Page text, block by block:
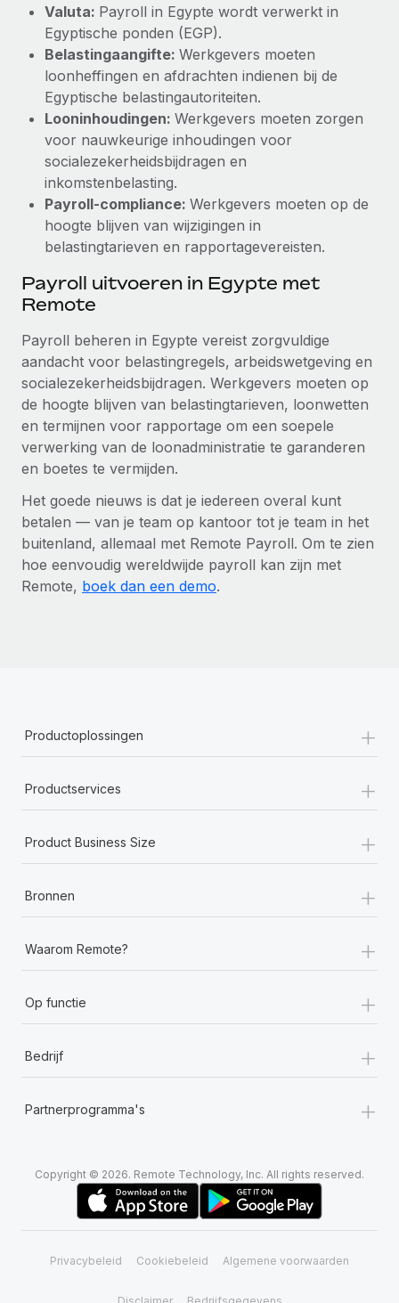
Valuta: Payroll in Egypte wordt verwerkt in
Egyptische ponden (EGP).
Belastingaangifte: Werkgevers moeten
loonheffingen en afdrachten indienen bij de
Egyptische belastingautoriteiten.
Looninhoudingen: Werkgevers moeten zorgen
voor nauwkeurige inhoudingen voor
socialezekerheidsbijdragen en
inkomstenbelasting.
Payroll-compliance: Werkgevers moeten op de
hoogte blijven van wijzigingen in
belastingtarieven en rapportagevereisten.
Payroll uitvoeren in Egypte met
Remote
Payroll beheren in Egypte vereist zorgvuldige
aandacht voor belastingregels, arbeidswetgeving en
socialezekerheidsbijdragen. Werkgevers moeten op
de hoogte blijven van belastingtarieven, loonwetten
en termijnen voor rapportage om een soepele
verwerking van de loonadministratie te garanderen
en boetes te vermijden.
Het goede nieuws is dat je iedereen overal kunt
betalen — van je team op kantoor tot je team in het
buitenland, allemaal met Remote Payroll. Om te zien
hoe eenvoudig wereldwijde payroll kan zijn met
Remote, boek dan een demo.
Productoplossingen +
Productservices +
Product Business Size +
Bronnen +
Waarom Remote? +
Op functie +
Bedrijf +
Partnerprogramma's +
Copyright © 2026. Remote Technology, Inc. All rights reserved.
Privacybeleid Cookiebeleid Algemene voorwaarden